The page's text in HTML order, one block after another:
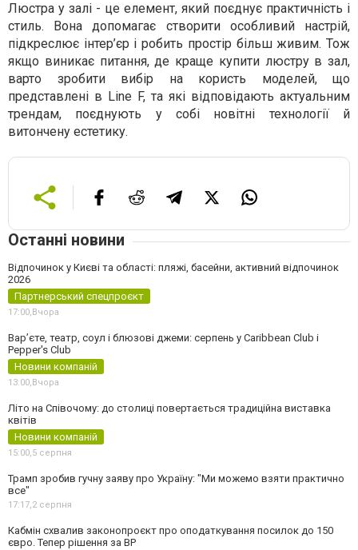
Люстра у залі - це елемент, який поєднує практичність і
стиль. Вона допомагає створити особливий настрій,
підкреслює інтер’єр і робить простір більш живим. Тож
якщо виникає питання, де краще купити люстру в зал,
варто зробити вибір на користь моделей, що
представлені в Line F, та які відповідають актуальним
трендам, поєднують у собі новітні технології й
витончену естетику.
Останні новини
Відпочинок у Києві та області: пляжі, басейни, активний відпочинок
2026
Партнерський спецпроєкт
17:00, Вчора
Вар’єте, театр, соул і блюзові джеми: серпень у Caribbean Club і
Pepper's Club
Новини компаній
13:00, Вчора
Літо на Співочому: до столиці повертається традиційна виставка
квітів
Новини компаній
15:00,5 серпня
Трамп зробив гучну заяву про Україну: "Ми можемо взяти практично
все"
17:17,2 серпня
Кабмін схвалив законопроєкт про оподаткування посилок до 150
євро. Тепер рішення за ВР